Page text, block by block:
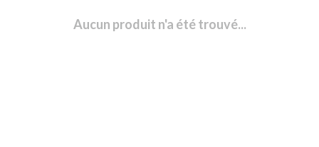
Aucun produit n'a été trouvé...